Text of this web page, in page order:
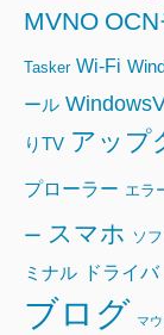
MVNO
Tasker Wi-Fi
ール
りTV アップ
プローラー エラ
ー スマホ ソ
ミナル
ドライバ
ブログ マ